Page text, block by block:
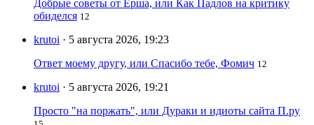
Добрые советы от Ерша, или Как Падлов на критику
обиделся 12
krutoi · 5 августа 2026, 19:23
Ответ моему другу, или Спасибо тебе, Фомич 12
krutoi · 5 августа 2026, 19:21
Просто "на поржать", или Дураки и идиоты сайта П.ру